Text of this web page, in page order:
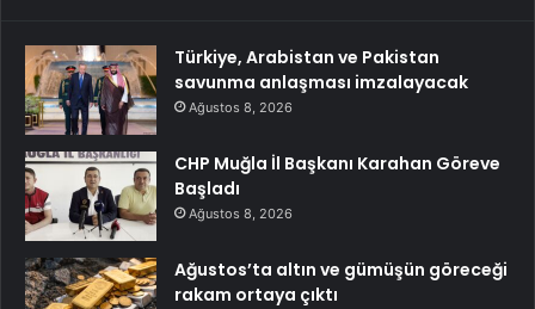
Türkiye, Arabistan ve Pakistan
savunma anlaşması imzalayacak
Ağustos 8, 2026
CHP Muğla İl Başkanı Karahan Göreve
Başladı
Ağustos 8, 2026
Ağustos’ta altın ve gümüşün göreceği
rakam ortaya çıktı